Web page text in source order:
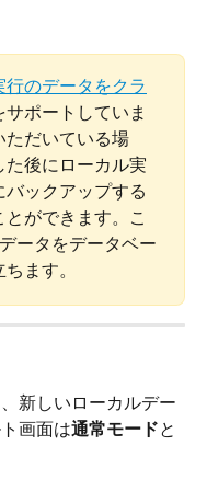
行のデータをクラ
サポートしていま
だいている場
後にローカル実
ックアップする
ができます。こ
ータをデータベー
ます。
新しいローカルデー
画面は通常モードと